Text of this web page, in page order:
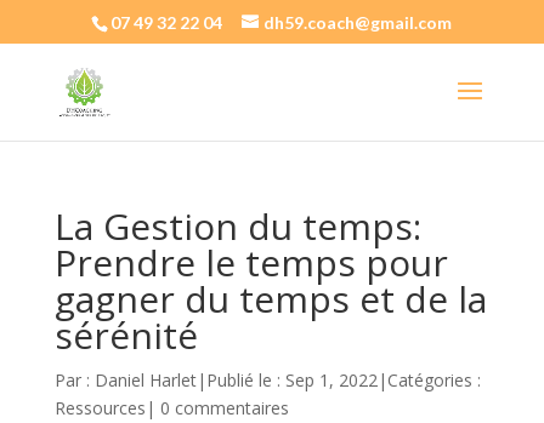
07 49 32 22 04 dh59.coach@gmail.com
La Gestion du temps:
Prendre le temps pour
gagner du temps et de la
sérénité
Par : Daniel Harlet| Publié le : Sep 1, 2022| Catégories :
Ressources | 0 commentaires